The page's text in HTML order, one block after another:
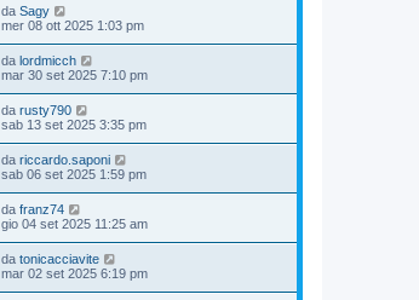
da Sagy
mer 08 ott 2025 1:03 pm
da lordmicch
mar 30 set 2025 7:10 pm
da rusty790
sab 13 set 2025 3:35 pm
da riccardo.saponi
sab 06 set 2025 1:59 pm
da franz74
gio 04 set 2025 11:25 am
da tonicacciavite
mar 02 set 2025 6:19 pm